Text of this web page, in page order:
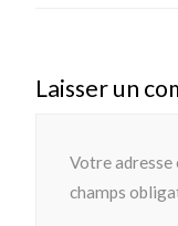
Laisser un
Votre adresse
champs